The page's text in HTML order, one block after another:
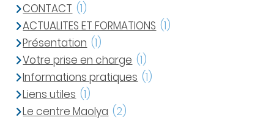
CONTACT (1)
ACTUALITES ET FORMATIONS (1)
Présentation (1)
Votre prise en charge (1)
Informations pratiques (1)
Liens utiles (1)
Le centre Maolya (2)